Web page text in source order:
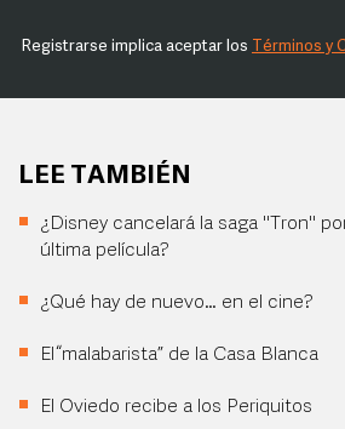
Registrarse implica aceptar los Términos y
LEE TAMBIÉN
¿Disney cancelará la saga "Tron"
última película?
¿Qué hay de nuevo… en el cine?
El “malabarista” de la Casa Blanca
El Oviedo recibe a los Periquitos